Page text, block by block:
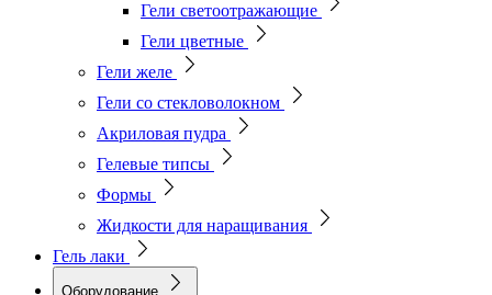
Гели светоотражающие
Гели цветные
Гели желе
Гели со стекловолокном
Акриловая пудра
Гелевые типсы
Формы
Жидкости для наращивания
Гель лаки
Оборудование